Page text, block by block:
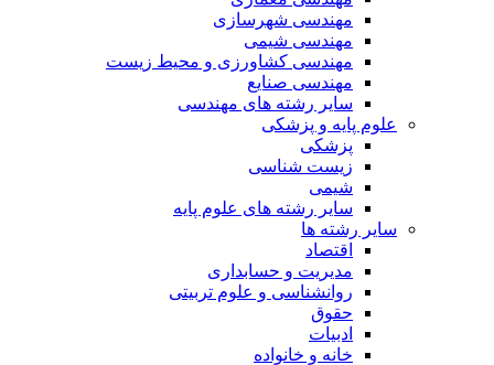
مهندسی شهرسازی
مهندسی شیمی
مهندسی کشاورزی و محیط زیست
مهندسی صنایع
سایر رشته های مهندسی
علوم پایه و پزشکی
پزشکی
زیست شناسی
شیمی
سایر رشته های علوم پایه
سایر رشته ها
اقتصاد
مدیریت و حسابداری
روانشناسی و علوم تربیتی
حقوق
ادبیات
خانه و خانواده